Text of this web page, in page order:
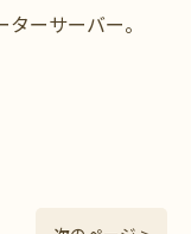
ーサーバー。